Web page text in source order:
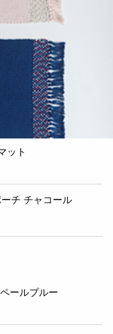
ット
チ チャコール
ールブルー